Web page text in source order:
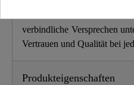
verbindliche Versprechen
Vertrauen und Qualität bei
Produkteigenschaften